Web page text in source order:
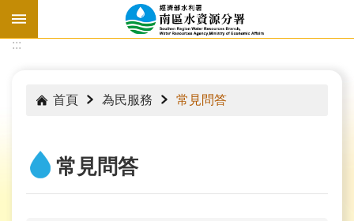
跳到主要內容區塊
:::
首頁 為民服務 常見問答
常見問答